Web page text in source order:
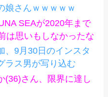
娘さんｗｗｗｗｗ
SEAが2020年まで
は思いもしなかったな
、9月30日のインスタ
ラス男が写り込む
(36)さん、限界に達し